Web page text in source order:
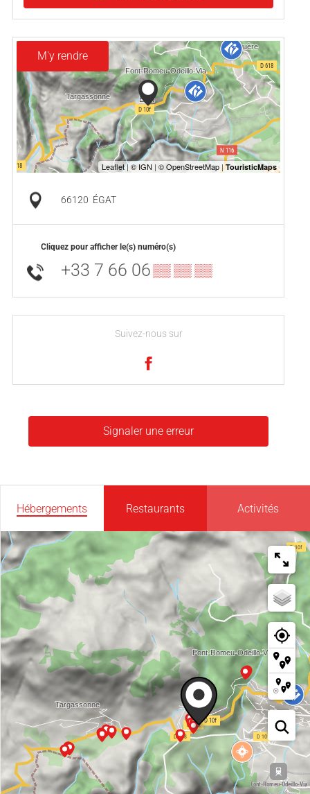
M'y rendre
66120 ÉGAT
Cliquez pour afficher le(s) numéro(s)
+33 7 66 06▒▒ ▒▒ ▒▒
Suivez-nous sur
Signaler une erreur
Hébergements Restaurants Activités